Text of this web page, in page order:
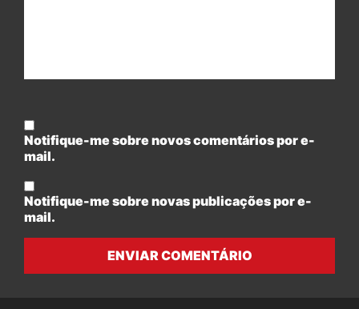
Notifique-me sobre novos comentários por e-
mail.
Notifique-me sobre novas publicações por e-
mail.
ENVIAR COMENTÁRIO